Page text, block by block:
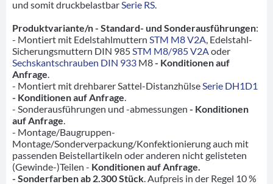
und somit druckbelastbar Serie RS
Produktvariante/n - Standard- und Sonderausführungen:
- Montiert mit Edelstahlmuttern STM M8 V2A , Edelstahl-
Sicherungsmuttern DIN 985 STM M8/985 V2A oder
Sechskantschrauben DIN 933 M8- Konditionen auf
Anfrage
- Montiert mit drehbarer Sattel-Distanzhülse Serie DH1D1
- Konditionen auf Anfrage
- Sonderausführungen und -abmessungen - Konditionen
auf Anfrage
- Montage/Baugruppen-
Montage/Sonderverpackung/Konfektionierung auch mit
passenden Beistellartikeln oder anderen nicht gelisteten
(Gewinde-)Teilen - Konditionen auf Anfrage.
- Sonderfarben ab 2.300 Stück . Aufpreis in der Regel 10 %